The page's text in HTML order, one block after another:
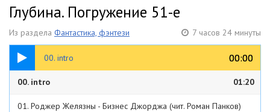
Глубина. Погружение 51-е
Из раздела Фантастика, фэнтези 7 часов 24 минуты
00. intro 00:00
00:00
01:20
00. intro 01:20
01. Роджер Желязны - Бизнес Джорджа (чит. Роман Панков)